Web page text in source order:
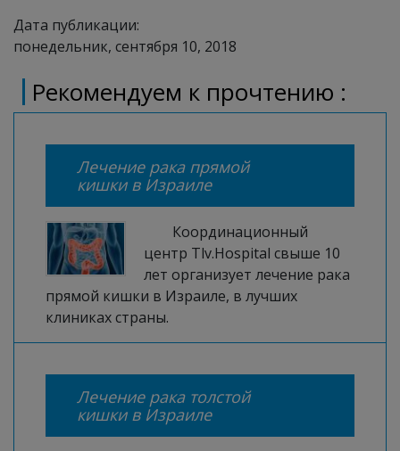
Дата публикации:
понедельник, сентября 10, 2018
Рекомендуем к прочтению :
Лечение рака прямой
кишки в Израиле
Координационный
центр Tlv.Hospital свыше 10
лет организует лечение рака
прямой кишки в Израиле, в лучших
клиниках страны.
Лечение рака толстой
кишки в Израиле